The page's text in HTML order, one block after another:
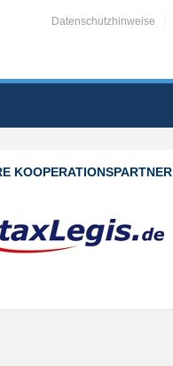
Datenschutzhinweise
KOOPERATIONSPARTNER